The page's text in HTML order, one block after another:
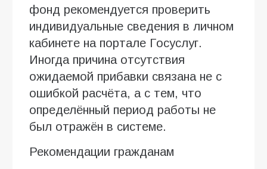
фонд рекомендуется проверить
индивидуальные сведения в личном
кабинете на портале Госуслуг.
Иногда причина отсутствия
ожидаемой прибавки связана не с
ошибкой расчёта, а с тем, что
определённый период работы не
был отражён в системе.
Рекомендации гражданам